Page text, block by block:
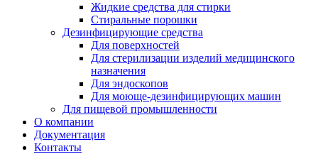
Жидкие средства для стирки
Стиральные порошки
Дезинфицирующие средства
Для поверхностей
Для стерилизации изделий медицинского
назначения
Для эндоскопов
Для моюще-дезинфицирующих машин
Для пищевой промышленности
О компании
Документация
Контакты